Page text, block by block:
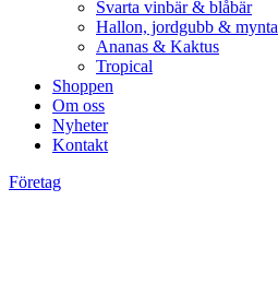
Svarta vinbär & blåbär
Hallon, jordgubb & mynta
Ananas & Kaktus
Tropical
Shoppen
Om oss
Nyheter
Kontakt
Företag